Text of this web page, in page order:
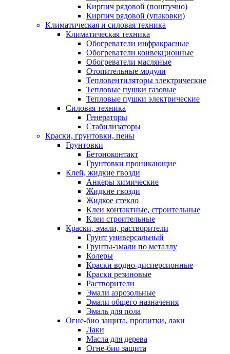
Кирпич рядовой (поштучно)
Кирпич рядовой (упаковки)
Климатическая и силовая техника
Климатическая техника
Обогреватели инфракрасные
Обогреватели конвекционные
Обогреватели масляные
Отопительные модули
Тепловентиляторы электрические
Тепловые пушки газовые
Тепловые пушки электрические
Силовая техника
Генераторы
Стабилизаторы
Краски, грунтовки, пены
Грунтовки
Бетоноконтакт
Грунтовки проникающие
Клей, жидкие гвозди
Анкеры химические
Жидкие гвозди
Жидкое стекло
Клеи контактные, строительные
Клеи строительные
Краски, эмали, растворители
Грунт универсальный
Грунты-эмали по металлу
Колеры
Краски водно-дисперсионные
Краски резиновые
Растворители
Эмали аэрозольные
Эмали общего назначения
Эмаль для пола
Огне-био защита, пропитки, лаки
Лаки
Масла для дерева
Огне-био защита